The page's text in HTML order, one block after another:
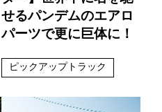
せるパンデムのエアロ
パーツで更に巨体に！
ピックアップトラック